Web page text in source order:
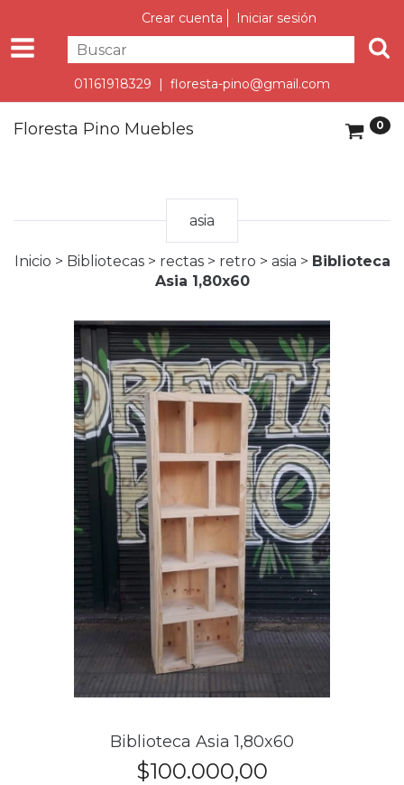
Crear cuenta Iniciar sesión
01161918329 | floresta-pino@gmail.com
Floresta Pino Muebles 0
asia
Inicio > Bibliotecas > rectas > retro > asia > Biblioteca
Asia 1,80x60
Biblioteca Asia 1,80x60
$100.000,00